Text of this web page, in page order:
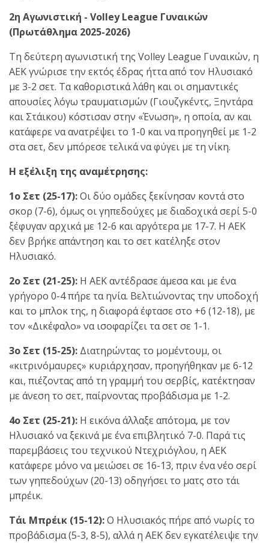
2η Αγωνιστική - Volley League Γυναικών
(Πρωτάθλημα 2025-2026)
Τη δεύτερη αγωνιστική της Volley League Γυναικών, η
ΑΕΚ γνώρισε την εκτός έδρας ήττα από τον Ηλυσιακό
με 3-2 σετ. Τα καθοριστικά λάθη και οι σημαντικές
απουσίες λόγω τραυματισμών (Γιουζγκέντς, Ξηντάρα
και Στάικου) κόστισαν στην «Ένωση», η οποία, αν και
κατάφερε να ανατρέψει το 1-0 και να προηγηθεί με 1-2
στα σετ, δεν μπόρεσε τελικά να φύγει με τη νίκη.
Η εξέλιξη της αναμέτρησης:
1ο Σετ (25-17):Οι δύο ομάδες ξεκίνησαν κοντά στο
σκορ (7-6), όμως οι γηπεδούχες με διαδοχικά σερί 5-0
ξέφυγαν αρχικά με 12-6 και αργότερα με 17-7. Η ΑΕΚ
δεν βρήκε απάντηση και το σετ κατέληξε στον
Ηλυσιακό.
2ο Σετ (21-25): Η ΑΕΚ αντέδρασε άμεσα και με ένα
γρήγορο 0-4 πήρε τα ηνία. Βελτιώνοντας την υποδοχή
και το μπλοκ της, η διαφορά έφτασε στο +6 (12-18), με
τον «Δικέφαλο» να ισοφαρίζει τα σετ σε 1-1.
3ο Σετ (15-25): Διατηρώντας το μομέντουμ, οι
«κιτρινόμαυρες» κυριάρχησαν, προηγήθηκαν με 6-12
και, πιέζοντας από τη γραμμή του σερβίς, κατέκτησαν
με άνεση το σετ, παίρνοντας προβάδισμα με 1-2.
4ο Σετ (25-21): Η εικόνα άλλαξε απότομα, με τον
Ηλυσιακό να ξεκινά με ένα επιβλητικό 7-0. Παρά τις
παρεμβάσεις του τεχνικού Ντεχριόγλου, η ΑΕΚ
κατάφερε μόνο να μειώσει σε 16-13, πριν ένα νέο σερί
των γηπεδούχων (20-13) οδηγήσει το ματς στο τάι
μπρέικ.
Τάι Μπρέικ (15-12):Ο Ηλυσιακός πήρε από νωρίς το
προβάδισμα (5-3, 8-5), αλλά η ΑΕΚ δεν εγκατέλειψε την